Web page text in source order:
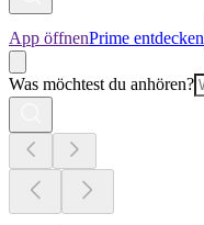
App öffnenPrime entdecken
Was möchtest du anhören?